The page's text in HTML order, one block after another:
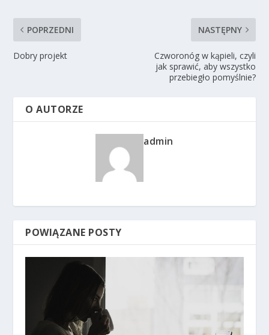
POPRZEDNI
Dobry projekt
NASTĘPNY
Czworonóg w kąpieli, czyli
jak sprawić, aby wszystko
przebiegło pomyślnie?
O AUTORZE
admin
POWIĄZANE POSTY